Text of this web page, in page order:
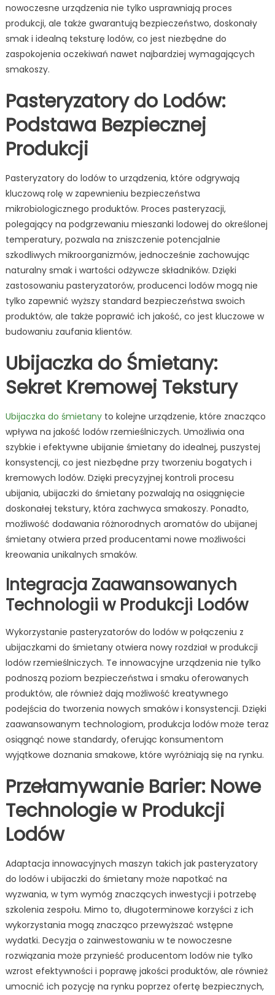
w
nowoczesne urządzenia nie tylko usprawniają proces
produkcji, ale także gwarantują bezpieczeństwo, doskonały
smak i idealną teksturę lodów, co jest niezbędne do
zaspokojenia oczekiwań nawet najbardziej wymagających
smakoszy.
Pasteryzatory do Lodów:
Podstawa Bezpiecznej
Produkcji
Pasteryzatory do lodów to urządzenia, które odgrywają
kluczową rolę w zapewnieniu bezpieczeństwa
mikrobiologicznego produktów. Proces pasteryzacji,
polegający na podgrzewaniu mieszanki lodowej do określonej
temperatury, pozwala na zniszczenie potencjalnie
szkodliwych mikroorganizmów, jednocześnie zachowując
naturalny smak i wartości odżywcze składników. Dzięki
zastosowaniu pasteryzatorów, producenci lodów mogą nie
tylko zapewnić wyższy standard bezpieczeństwa swoich
produktów, ale także poprawić ich jakość, co jest kluczowe w
budowaniu zaufania klientów.
Ubijaczka do Śmietany:
Sekret Kremowej Tekstury
Ubijaczka do śmietanyto kolejne urządzenie, które znacząco
wpływa na jakość lodów rzemieślniczych. Umożliwia ona
szybkie i efektywne ubijanie śmietany do idealnej, puszystej
konsystencji, co jest niezbędne przy tworzeniu bogatych i
kremowych lodów. Dzięki precyzyjnej kontroli procesu
ubijania, ubijaczki do śmietany pozwalają na osiągnięcie
doskonałej tekstury, która zachwyca smakoszy. Ponadto,
możliwość dodawania różnorodnych aromatów do ubijanej
śmietany otwiera przed producentami nowe możliwości
kreowania unikalnych smaków.
Integracja Zaawansowanych
Technologii w Produkcji Lodów
Wykorzystanie pasteryzatorów do lodów w połączeniu z
ubijaczkami do śmietany otwiera nowy rozdział w produkcji
lodów rzemieślniczych. Te innowacyjne urządzenia nie tylko
podnoszą poziom bezpieczeństwa i smaku oferowanych
produktów, ale również dają możliwość kreatywnego
podejścia do tworzenia nowych smaków i konsystencji. Dzięki
zaawansowanym technologiom, produkcja lodów może teraz
osiągnąć nowe standardy, oferując konsumentom
wyjątkowe doznania smakowe, które wyróżniają się na rynku.
Przełamywanie Barier: Nowe
Technologie w Produkcji
Lodów
Adaptacja innowacyjnych maszyn takich jak pasteryzatory
do lodów i ubijaczki do śmietany może napotkać na
wyzwania, w tym wymóg znaczących inwestycji i potrzebę
szkolenia zespołu. Mimo to, długoterminowe korzyści z ich
wykorzystania mogą znacząco przewyższać wstępne
wydatki. Decyzja o zainwestowaniu w te nowoczesne
rozwiązania może przynieść producentom lodów nie tylko
wzrost efektywności i poprawę jakości produktów, ale również
umocnić ich pozycję na rynku poprzez ofertę bezpiecznych,